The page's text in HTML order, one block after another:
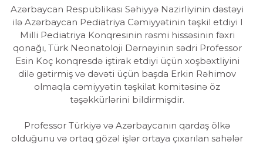
Azərbaycan Respublikası Səhiyyə Nazirliyinin dəstəyi
ilə Azərbaycan Pediatriya Cəmiyyətinin təşkil etdiyi l
Milli Pediatriya Konqresinin rəsmi hissəsinin fəxri
qonağı, Türk Neonatoloji Dərnəyinin sədri Professor
Esin Koç konqresdə iştirak etdiyi üçün xoşbəxtliyini
dilə gətirmiş və dəvəti üçün başda Erkin Rəhimov
olmaqla cəmiyyətin təşkilat komitəsinə öz
təşəkkürlərini bildirmişdir.
Professor Türkiyə və Azərbaycanın qardaş ölkə
olduğunu və ortaq gözəl işlər ortaya çıxarılan sahələr